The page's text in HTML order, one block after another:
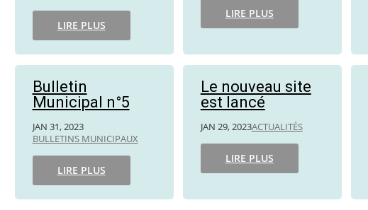
LIRE PLUS
LIRE PLUS
Bulletin
Municipal n°5
JAN 31, 2023
BULLETINS MUNICIPAUX
LIRE PLUS
Le nouveau site
est lancé
JAN 29, 2023ACTUALITÉS
LIRE PLUS